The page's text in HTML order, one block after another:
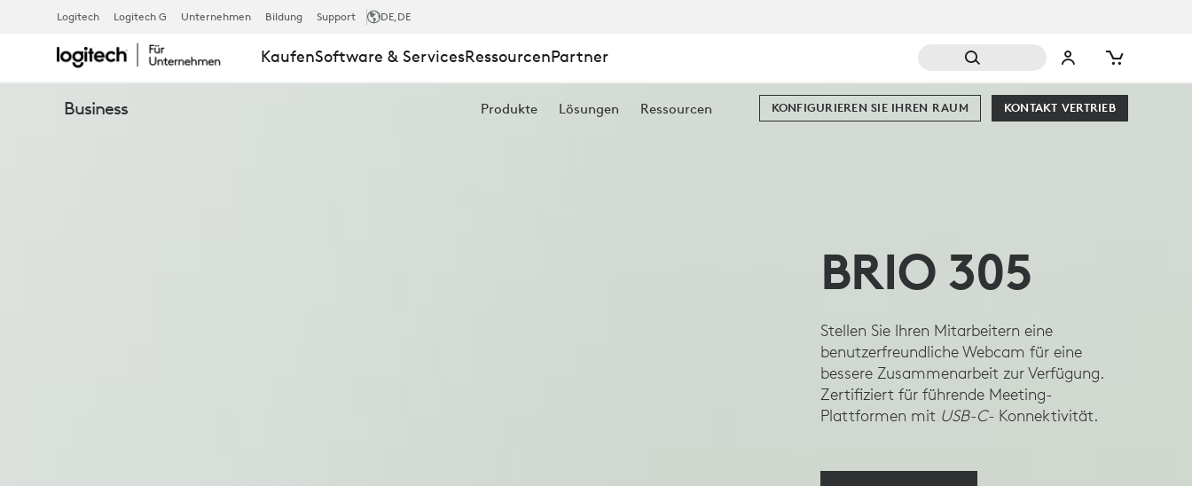
BRIO
305
Logitech Logitech G Unternehmen Bildung Support DE,DE
KaufenSoftware & ServicesRessourcenPartner
Business Produkte Lösungen Ressourcen KONTAKT VERTRIEB
KONFIGURIEREN SIE IHREN RAUM
BRIO 305
Stellen Sie Ihren Mitarbeitern eine
benutzerfreundliche Webcam für eine
bessere Zusammenarbeit zur Verfügung.
Zertifiziert für führende Meeting-
Plattformen mit USB-C- Konnektivität.